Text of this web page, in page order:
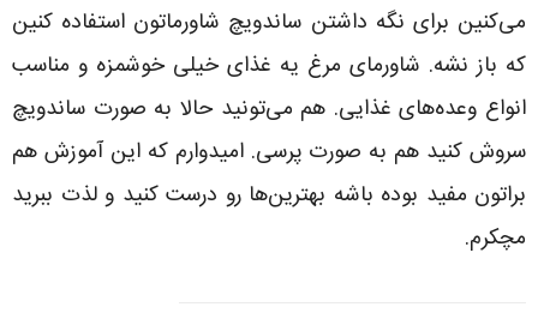
می‌کنین برای نگه داشتن ساندویچ شاورماتون استفاده کنین
که باز نشه. شاورمای مرغ یه غذای خیلی خوشمزه و مناسب
انواع وعده‌های غذایی. هم می‌تونید حالا به صورت ساندویچ
سروش کنید هم به صورت پرسی. امیدوارم که این آموزش هم
براتون مفید بوده باشه بهترین‌ها رو درست کنید و لذت ببرید
مچکرم.